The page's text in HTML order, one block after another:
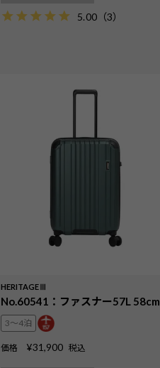
5.00 （3）
HERITAGEⅢ
No.60541：ファスナー57L 58cm
3〜4泊
価格 ¥31,900 税込